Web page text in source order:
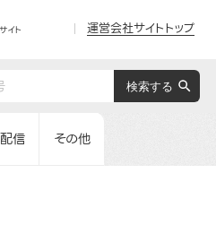
イト 運営会社サイトトップ
配信 その他